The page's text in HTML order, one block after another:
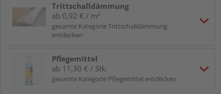
Trittschalldämmung
ab 0,92 € / m²
gesamte Kategorie Trittschalldämmung
entdecken
Pflegemittel
ab 11,30 € / Stk.
gesamte Kategorie Pflegemittel entdecken